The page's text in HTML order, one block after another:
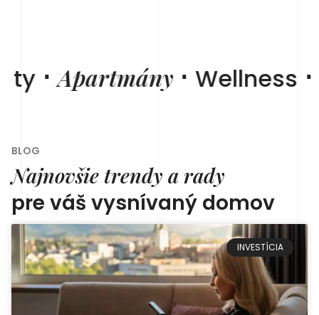
⋅ Apartmány⋅ Wellness⋅
BLOG
Najnovšie trendy a rady
pre váš vysnívaný domov
INVESTÍCIA